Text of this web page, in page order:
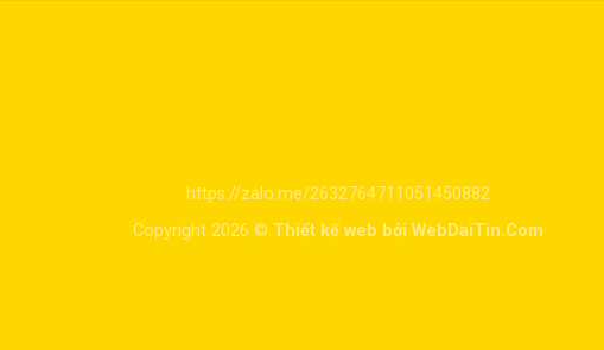
https://zalo.me/2632764711051450882
Copyright 2026 © Thiết kế web bởi WebDaiTin.Com